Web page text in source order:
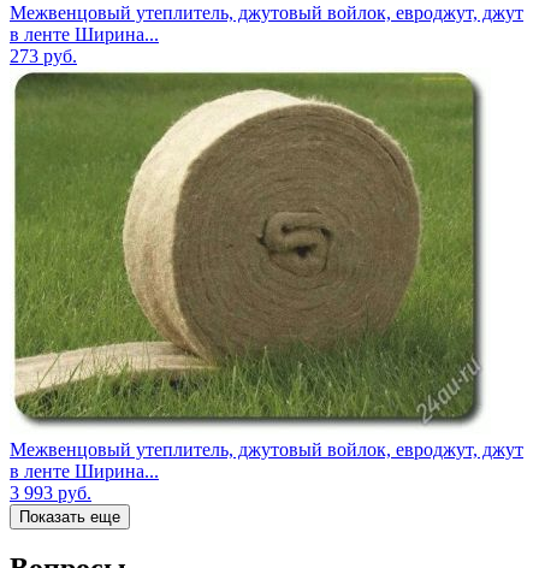
Межвенцовый утеплитель, джутовый войлок, евроджут, джут
в ленте Ширина...
273 руб.
Межвенцовый утеплитель, джутовый войлок, евроджут, джут
в ленте Ширина...
3 993 руб.
Показать еще